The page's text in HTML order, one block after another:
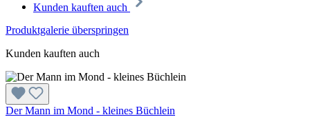
Kunden kauften auch
Produktgalerie überspringen
Kunden kauften auch
Der Mann im Mond - kleines Büchlein